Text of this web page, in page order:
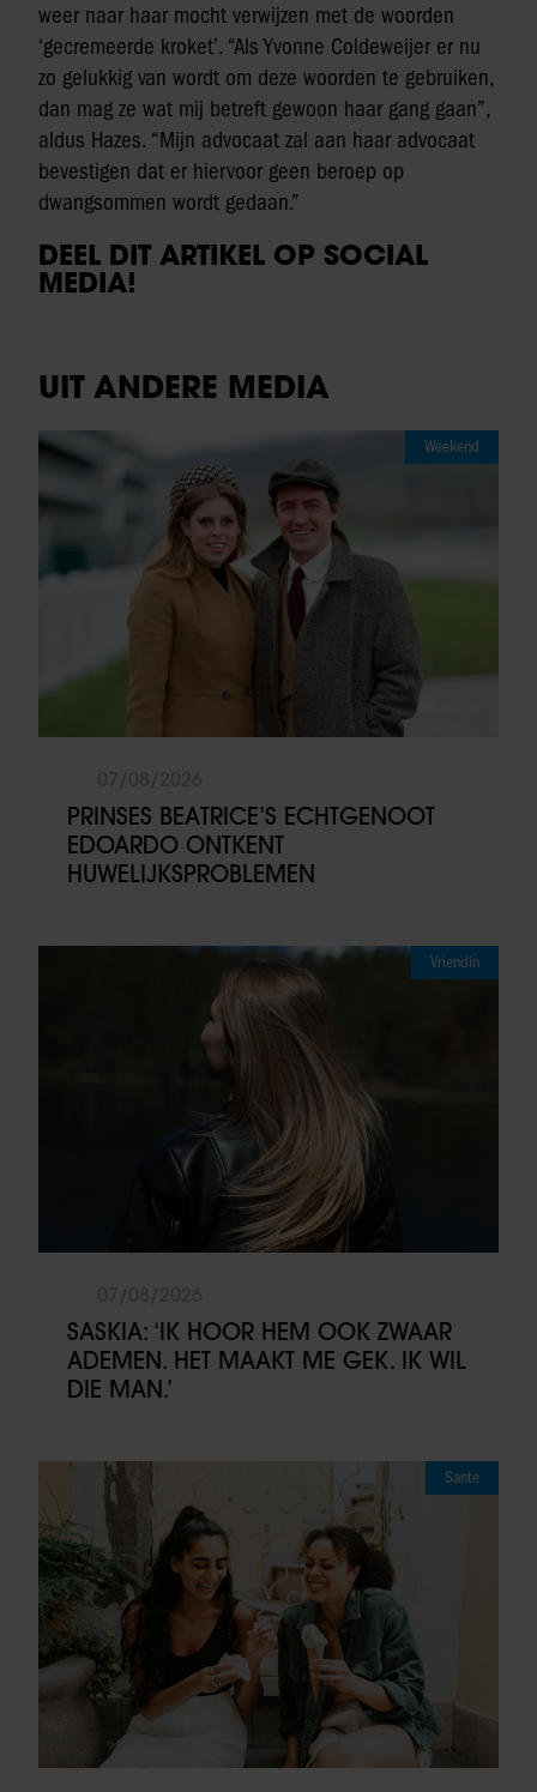
weer naar haar mocht verwijzen met de woorden
‘gecremeerde kroket’. “Als Yvonne Coldeweijer er nu
zo gelukkig van wordt om deze woorden te gebruiken,
dan mag ze wat mij betreft gewoon haar gang gaan”,
aldus Hazes. “Mijn advocaat zal aan haar advocaat
bevestigen dat er hiervoor geen beroep op
dwangsommen wordt gedaan.”
DEEL DIT ARTIKEL OP SOCIAL
MEDIA!
UIT ANDERE MEDIA
Weekend
PRINSES BEATRICE’S ECHTGENOOT
EDOARDO ONTKENT
HUWELIJKSPROBLEMEN
Vriendin
SASKIA: ‘IK HOOR HEM OOK ZWAAR
ADEMEN. HET MAAKT ME GEK. IK WIL
DIE MAN.’
Sante